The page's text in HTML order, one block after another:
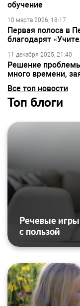
обучение
10 марта 2026, 18:17
Первая полоса в
благодарят
11 декабря 2025, 21:40
Решение
много времени,
Все топ новости
Топ блоги
Речевые
с пользой